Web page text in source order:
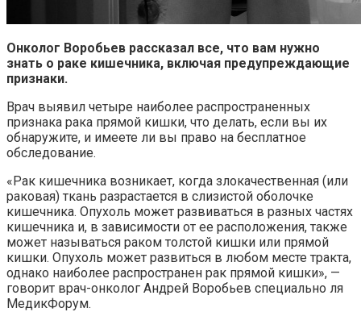
Онколог Воробьев рассказал все, что вам нужно
знать о раке кишечника, включая предупреждающие
признаки.
Врач выявил четыре наиболее распространенных
признака рака прямой кишки, что делать, если вы их
обнаружите, и имеете ли вы право на бесплатное
обследование.
«Рак кишечника возникает, когда злокачественная (или
раковая) ткань разрастается в слизистой оболочке
кишечника. Опухоль может развиваться в разных частях
кишечника и, в зависимости от ее расположения, также
может называться раком толстой кишки или прямой
кишки. Опухоль может развиться в любом месте тракта,
однако наиболее распространен рак прямой кишки», —
говорит врач-онколог Андрей Воробьев специально ля
МедикФорум.